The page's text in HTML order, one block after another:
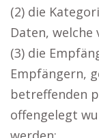
(2) die
Daten,
(3) die
Empfängern,
betreffenden
offengelegt